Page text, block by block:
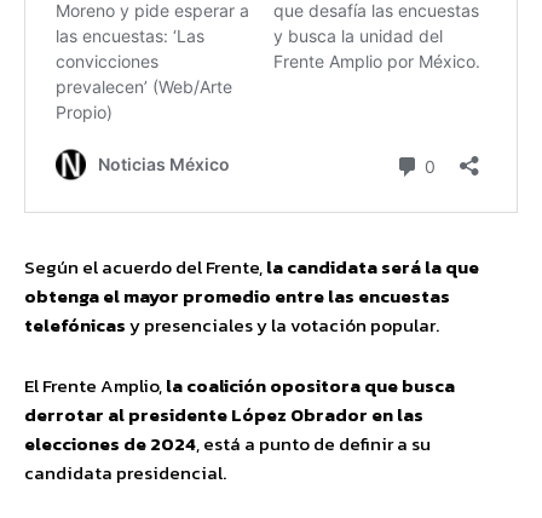
Según el acuerdo del Frente,la candidata será la que
obtenga el mayor promedio entre las encuestas
telefónicasy presenciales y la votación popular.
El Frente Amplio,la coalición opositora que busca
derrotar al presidente López Obrador en las
elecciones de 2024, está a punto de definir a su
candidata presidencial.